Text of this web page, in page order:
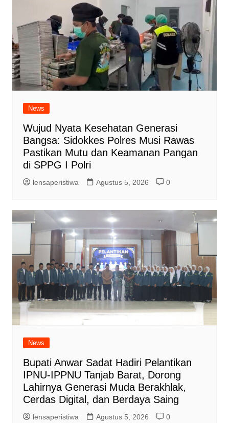
News
Wujud Nyata Kesehatan Generasi
Bangsa: Sidokkes Polres Musi Rawas
Pastikan Mutu dan Keamanan Pangan
di SPPG I Polri
lensaperistiwa Agustus 5, 2026 0
News
Bupati Anwar Sadat Hadiri Pelantikan
IPNU-IPPNU Tanjab Barat, Dorong
Lahirnya Generasi Muda Berakhlak,
Cerdas Digital, dan Berdaya Saing
lensaperistiwa Agustus 5, 2026 0